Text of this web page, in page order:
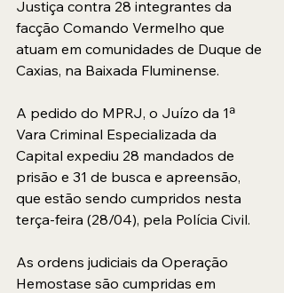
Justiça contra 28 integrantes da
facção Comando Vermelho que
atuam em comunidades de Duque de
Caxias, na Baixada Fluminense.
A pedido do MPRJ, o Juízo da 1ª
Vara Criminal Especializada da
Capital expediu 28 mandados de
prisão e 31 de busca e apreensão,
que estão sendo cumpridos nesta
terça-feira (28/04), pela Polícia Civil.
As ordens judiciais da Operação
Hemostase são cumpridas em